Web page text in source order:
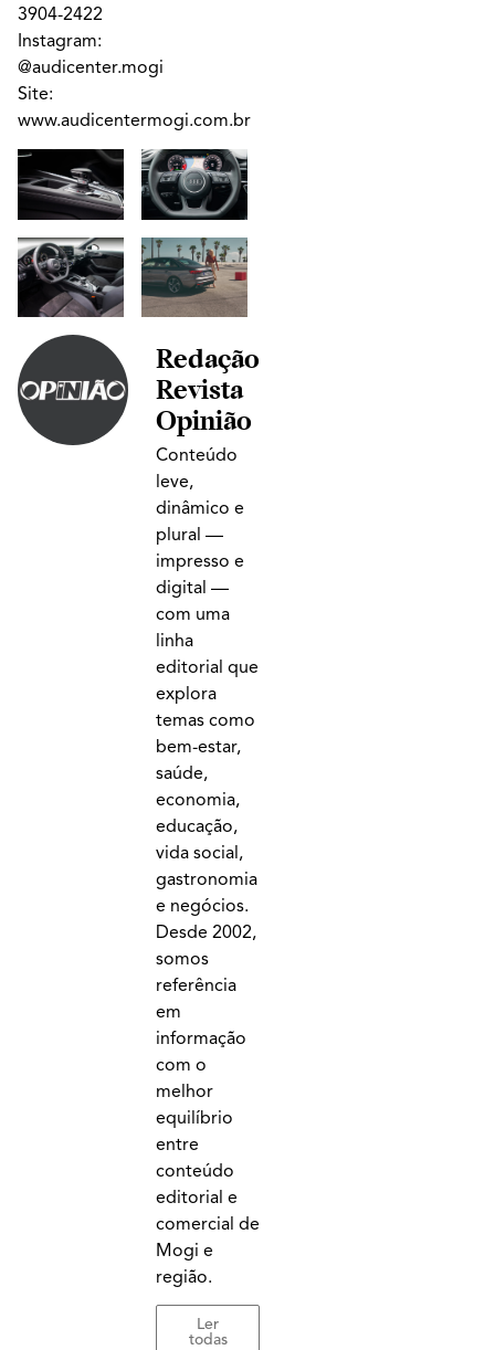
3904-2422
Instagram:
@audicenter.mogi
Site:
www.audicentermogi.com.br
Redação
Revista
Opinião
Conteúdo
leve,
dinâmico e
plural —
impresso e
digital —
com uma
linha
editorial que
explora
temas como
bem-estar,
saúde,
economia,
educação,
vida social,
gastronomia
e negócios.
Desde 2002,
somos
referência
em
informação
com o
melhor
equilíbrio
entre
conteúdo
editorial e
comercial de
Mogi e
região.
Ler
todas